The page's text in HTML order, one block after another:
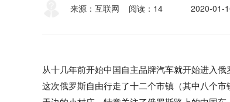
来源：互联网 阅读：14 2020-01-
从十几年前开始中国自主品牌汽车就开始进入
这次俄罗斯自由行走了十二个市镇（其中八个